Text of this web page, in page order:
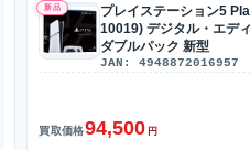
新品
プレイステーション5
10019) デジタル・エデ
ダブルパック 新型
JAN: 4948872016957
買取価格94,500 円